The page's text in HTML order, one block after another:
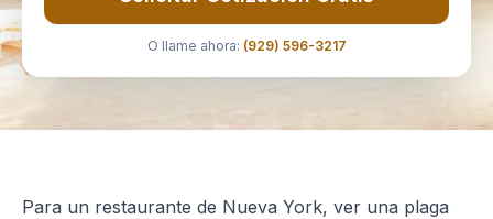
O llame ahora: (929) 596-3217
Para un restaurante de Nueva York, ver una plaga